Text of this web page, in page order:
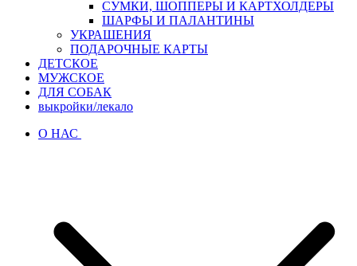
СУМКИ, ШОППЕРЫ И КАРТХОЛДЕРЫ
ШАРФЫ И ПАЛАНТИНЫ
УКРАШЕНИЯ
ПОДАРОЧНЫЕ КАРТЫ
ДЕТСКОЕ
МУЖСКОЕ
ДЛЯ СОБАК
выкройки/лекало
О НАС